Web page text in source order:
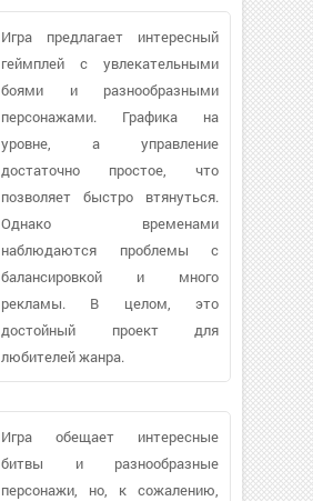
Игра предлагает интересный
геймплей с увлекательными
боями и разнообразными
персонажами. Графика на
уровне, а управление
достаточно простое, что
позволяет быстро втянуться.
Однако временами
наблюдаются проблемы с
балансировкой и много
рекламы. В целом, это
достойный проект для
любителей жанра.
Игра обещает интересные
битвы и разнообразные
персонажи, но, к сожалению,